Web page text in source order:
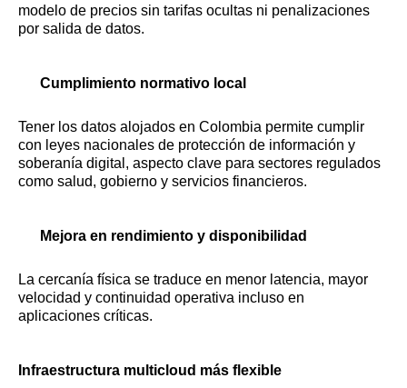
modelo de precios sin tarifas ocultas ni penalizaciones
por salida de datos.
Cumplimiento normativo local
Tener los datos alojados en Colombia permite cumplir
con leyes nacionales de protección de información y
soberanía digital, aspecto clave para sectores regulados
como salud, gobierno y servicios financieros.
Mejora en rendimiento y disponibilidad
La cercanía física se traduce en menor latencia, mayor
velocidad y continuidad operativa incluso en
aplicaciones críticas.
Infraestructura multicloud más flexible